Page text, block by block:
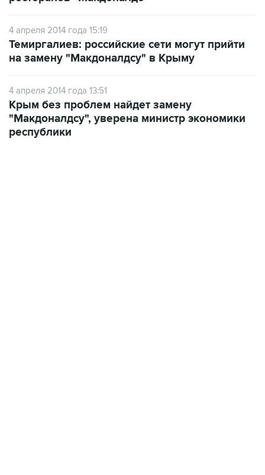
4 апреля 2014 года 15:19
Темиргалиев: российские сети могут прийти
на замену "Макдоналдсу" в Крыму
4 апреля 2014 года 13:51
Крым без проблем найдет замену
"Макдоналдсу", уверена министр экономики
республики